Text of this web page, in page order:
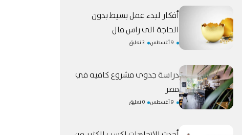
أفكار لبدء عمل بسيط بدون
الحاجة الى راس مال
9 أغسطس 3 تعليق
دراسة جدوى مشروع كافيه في
مصر
9 أغسطس 0 تعليق